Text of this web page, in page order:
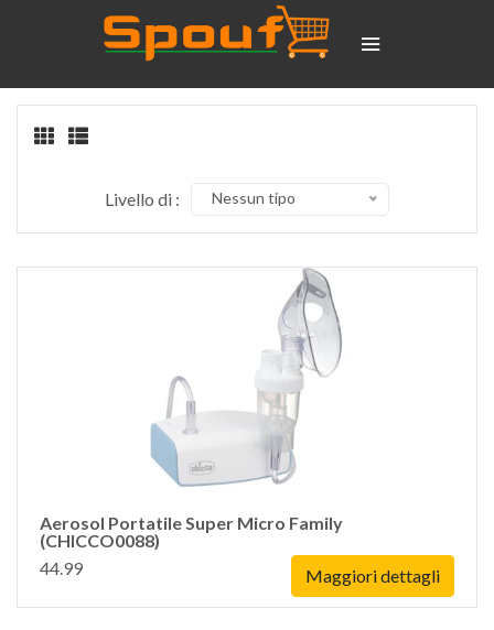
Livello di : Nessun tipo
Aerosol Portatile Super Micro Family
(CHICCO0088)
44.99
Maggiori dettagli